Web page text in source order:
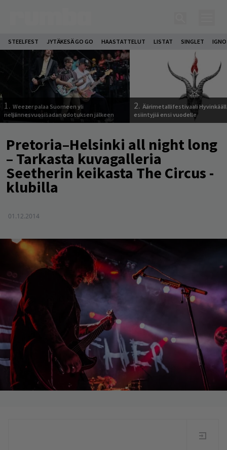
STEELFEST JYTÄKESÄ GO GO HAASTATTELUT LISTAT SINGLET
1. Weezer palaa Suomeen yli
neljännesvuosisadan odotuksen jälkeen
2. Äärimetallifestivaali
esiintyjiä ensi vuodelle
Pretoria–Helsinki all night long
– Tarkasta kuvagalleria
Seetherin keikasta The Circus -
klubilla
01.12.2014